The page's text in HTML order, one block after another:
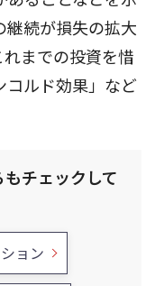
継続が損失の拡大
までの投資を惜
コルド効果」など
チェックして
ョン